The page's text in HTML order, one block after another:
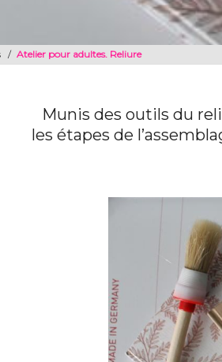
/ Atelier pour adultes. Reliure
Munis des outils du
les étapes de